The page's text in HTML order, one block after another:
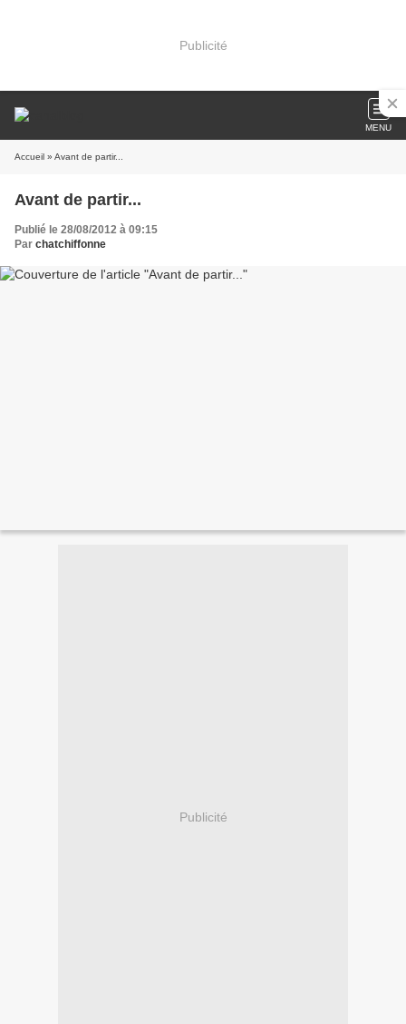
Publicité
MENU
Accueil » Avant de partir...
Avant de partir...
Publié le 28/08/2012 à 09:15
Par chatchiffonne
Publicité